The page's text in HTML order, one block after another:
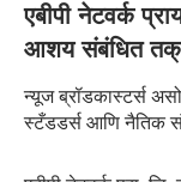
एबीपी नेटवर्क
आशय संबंधित
न्यूज ब्रॉडकास्टर्स
स्टँडडर्स आणि नैतिक